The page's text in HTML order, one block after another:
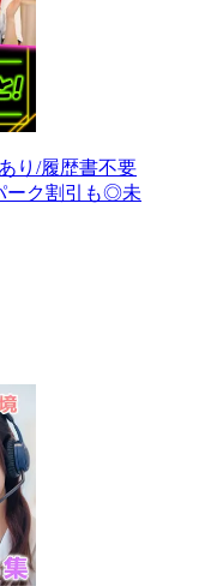
り/履歴書不要
ーク割引も◎未